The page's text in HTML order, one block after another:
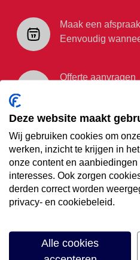
Maak een afspraak
Eenvoudig
Offerte aanvragen
€35,- korting
volgende
Meld je aan voor onze
Deze website maakt
Wij gebruiken cookies om
werken, inzicht te krijgen in
onze content en
interesses. Ook zorgen
derden correct worden
privacy- en cookiebeleid.
Alle cookies